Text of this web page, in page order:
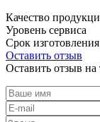
Качество
Уровень сервиса
Срок изготовления
Оставить отзыв
Оставить отзыв на